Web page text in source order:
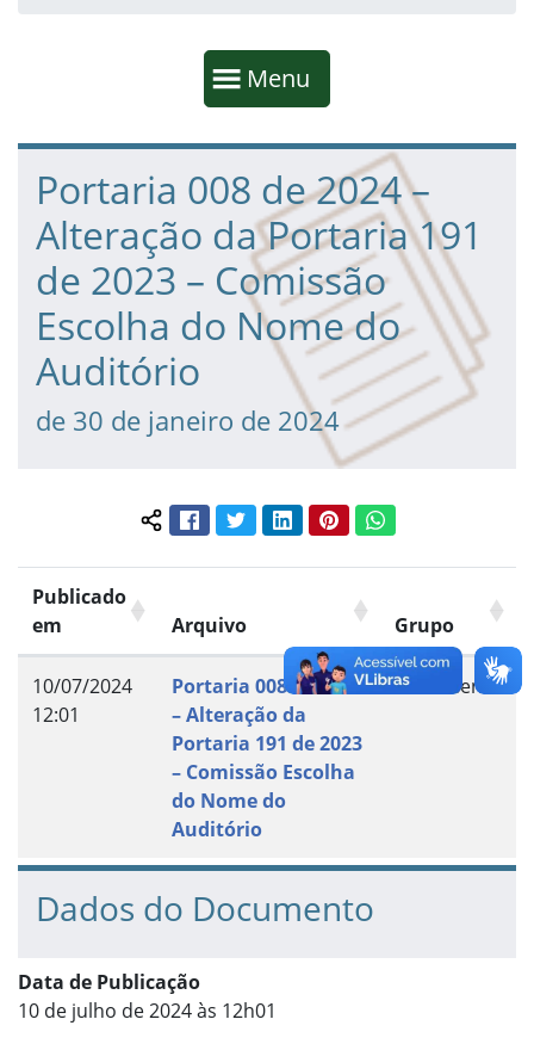
Mostrar
Menu
Fim da navegação
Início do conteúdo
Portaria 008 de 2024 –
Alteração da Portaria 191
de 2023 – Comissão
Escolha do Nome do
Auditório
de 30 de janeiro de 2024
Compartilhar conteúdo:
FacebookTwitterLinkedInPinterestWhatsApp
Publicado
em
Arquivo Grupo
10/07/2024
12:01
Portaria 008 de 2024
– Alteração da
Portaria 191 de 2023
– Comissão Escolha
do Nome do
Auditório
Documento
Dados do Documento
Data de Publicação
10 de julho de 2024 às 12h01